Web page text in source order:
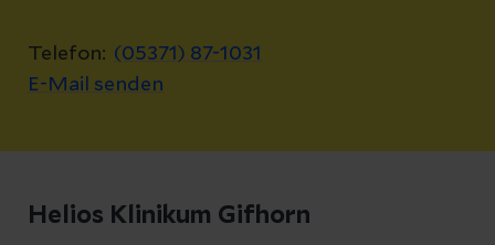
Telefon: (05371) 87-1031
E-Mail senden
Helios Klinikum Gifhorn